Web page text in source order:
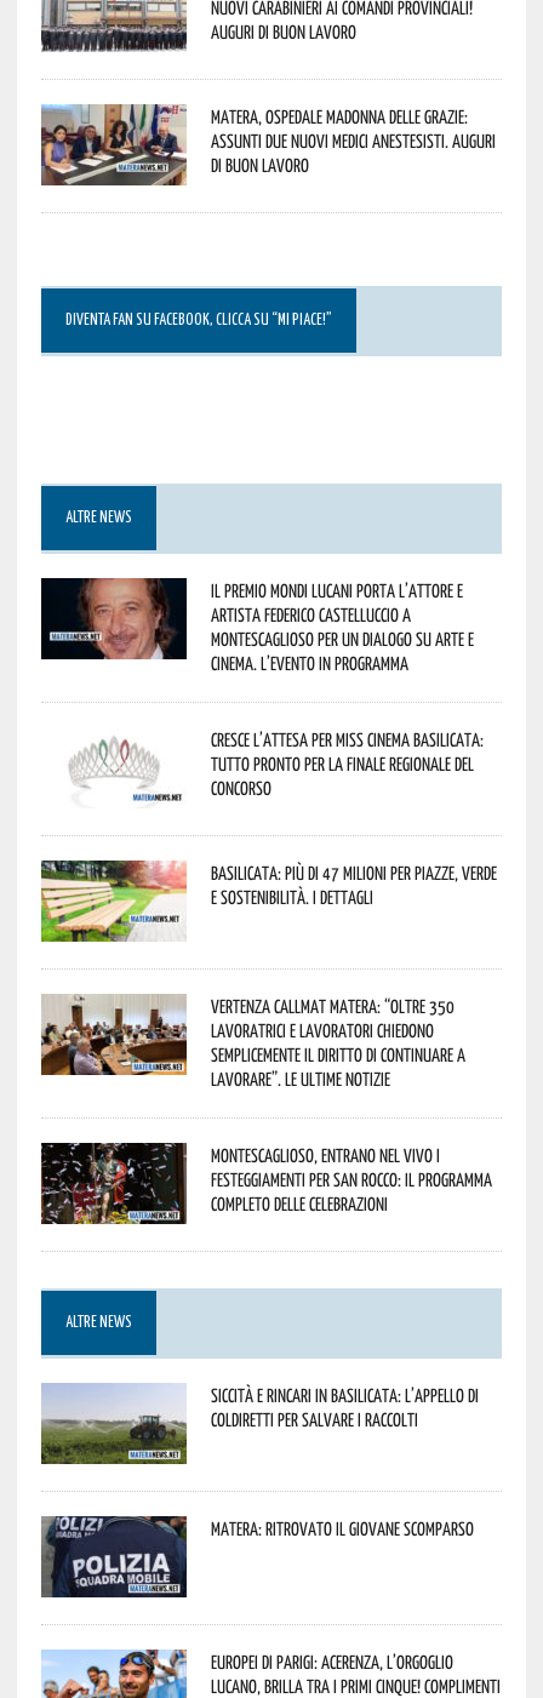
nuovi Carabinieri ai Comandi provinciali!
Auguri di buon lavoro
Matera, Ospedale Madonna delle Grazie:
assunti due nuovi medici anestesisti. Auguri
di buon lavoro
DIVENTA FAN SU FACEBOOK, CLICCA SU “MI PIACE!”
ALTRE NEWS
Il Premio Mondi Lucani porta l’attore e
artista Federico Castelluccio a
Montescaglioso per un dialogo su arte e
cinema. L’evento in programma
Cresce l’attesa per Miss Cinema Basilicata:
tutto pronto per la finale regionale del
concorso
Basilicata: più di 47 milioni per piazze, verde
e sostenibilità. I dettagli
Vertenza CallMat Matera: “Oltre 350
lavoratrici e lavoratori chiedono
semplicemente il diritto di continuare a
lavorare”. Le ultime notizie
Montescaglioso, entrano nel vivo i
festeggiamenti per San Rocco: il programma
completo delle celebrazioni
ALTRE NEWS
Siccità e rincari in Basilicata: l’appello di
Coldiretti per salvare i raccolti
Matera: ritrovato il giovane scomparso
Europei di Parigi: Acerenza, l’orgoglio
lucano, brilla tra i primi cinque! Complimenti